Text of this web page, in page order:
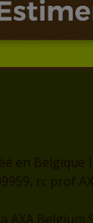
1
en
rc prof
Belgium